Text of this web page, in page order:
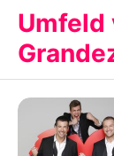
Umfeld